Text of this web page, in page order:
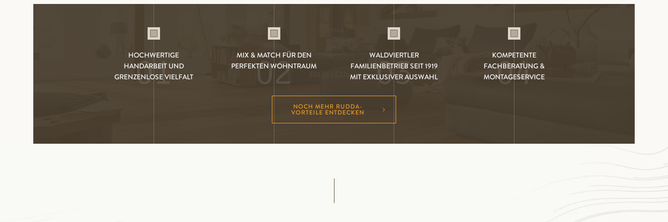
HOCHWERTIGE
HANDARBEIT UND
GRENZENLOSE VIELFALT
01
MIX & MATCH FÜR DEN
PERFEKTEN WOHNTRAUM
02
WALDVIERTLER
FAMILIENBETRIEB SEIT 1919
MIT EXKLUSIVER AUSWAHL
03
KOMPETENTE
FACHBERATUNG &
MONTAGESERVICE
04
NOCH MEHR RUDDA-
VORTEILE ENTDECKEN